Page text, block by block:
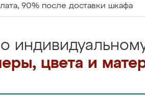
90% после доставки шкафа
цвета и